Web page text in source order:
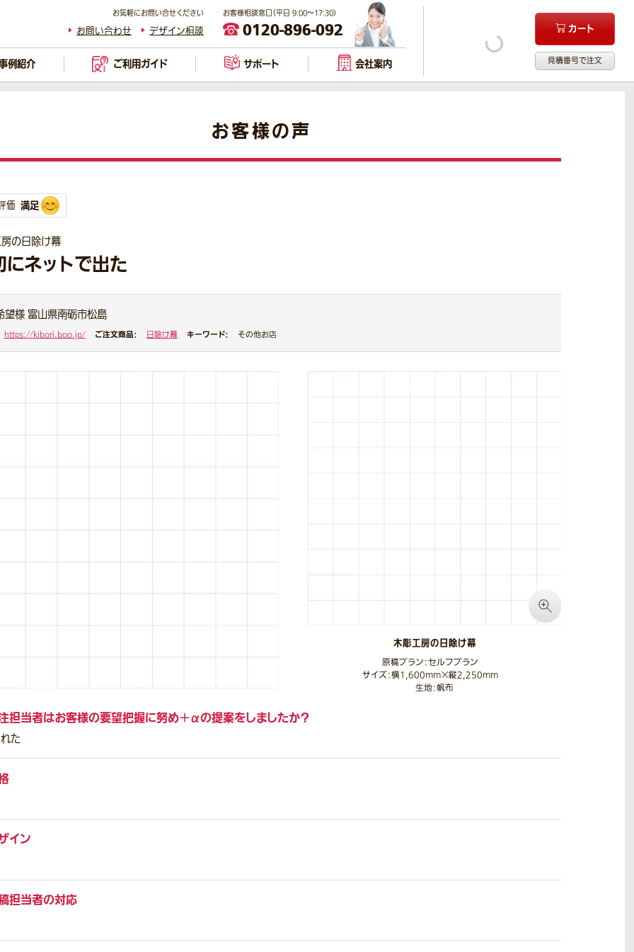
お気軽にお問い合せください
お問い合わせ デザイン相談
お客様相談窓口（平日 9:00～17:30）
0120-896-092 カート
見積番号で注文
例紹介 ご利用ガイド サポート 会社案内
お客様の声
価 満足
の日除け幕
にネットで出た
望様 富山県南砺市松島
https://kibori.boo.jp/ ご注文商品： 日除け幕 キーワード： その他お店
木彫工房の日除け幕
原稿プラン：セルフプラン
サイズ：横1,600mm×縦2,250mm
生地：帆布
担当者はお客様の要望把握に努め＋αの提案をしましたか？
た
イン
担当者の対応